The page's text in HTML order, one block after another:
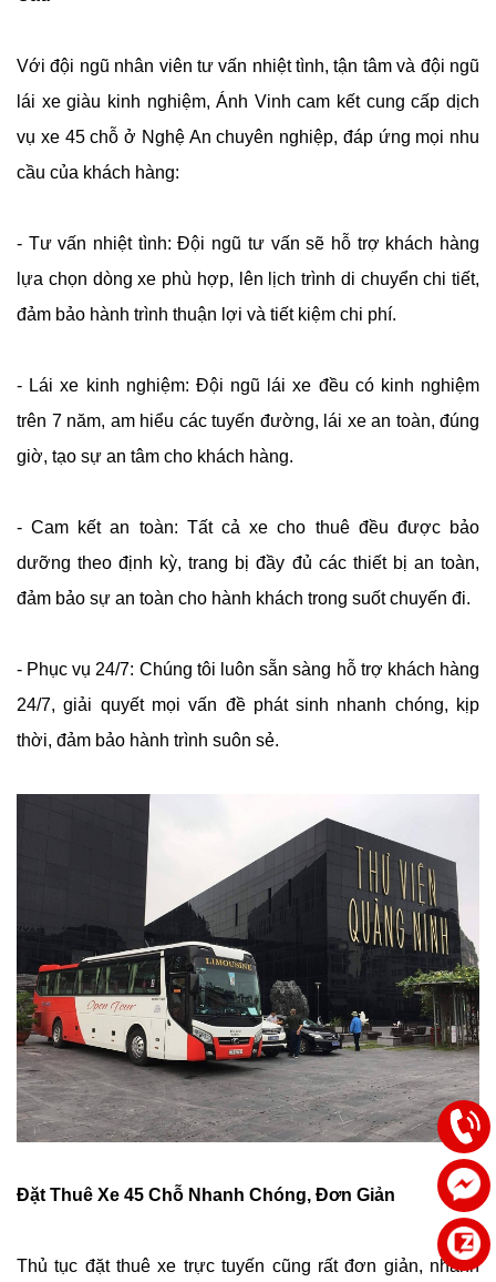
Với đội ngũ nhân viên tư vấn nhiệt tình, tận tâm và đội ngũ
lái xe giàu kinh nghiệm, Ánh Vinh cam kết cung cấp dịch
vụ xe 45 chỗ ở Nghệ An chuyên nghiệp, đáp ứng mọi nhu
cầu của khách hàng:
- Tư vấn nhiệt tình: Đội ngũ tư vấn sẽ hỗ trợ khách hàng
lựa chọn dòng xe phù hợp, lên lịch trình di chuyển chi tiết,
đảm bảo hành trình thuận lợi và tiết kiệm chi phí.
- Lái xe kinh nghiệm: Đội ngũ lái xe đều có kinh nghiệm
trên 7 năm, am hiểu các tuyến đường, lái xe an toàn, đúng
giờ, tạo sự an tâm cho khách hàng.
- Cam kết an toàn: Tất cả xe cho thuê đều được bảo
dưỡng theo định kỳ, trang bị đầy đủ các thiết bị an toàn,
đảm bảo sự an toàn cho hành khách trong suốt chuyến đi.
- Phục vụ 24/7: Chúng tôi luôn sẵn sàng hỗ trợ khách hàng
24/7, giải quyết mọi vấn đề phát sinh nhanh chóng, kịp
thời, đảm bảo hành trình suôn sẻ.
Đặt Thuê Xe 45 Chỗ Nhanh Chóng, Đơn Giản
Thủ tục đặt thuê xe trực tuyến cũng rất đơn giản, nhanh